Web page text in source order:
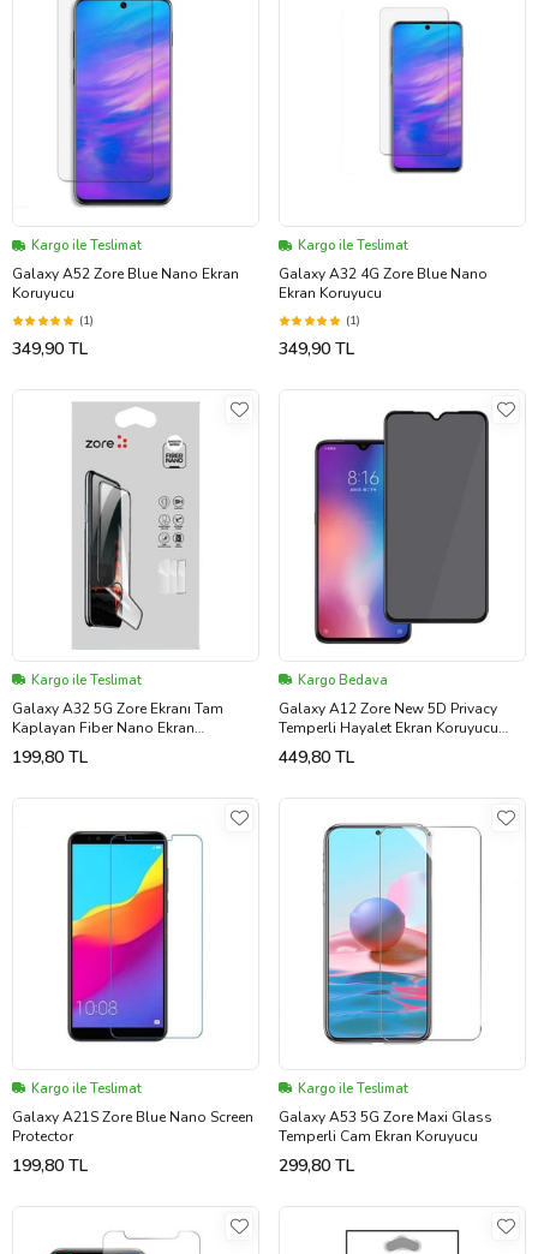
Kargo ile Teslimat
Galaxy A52 Zore Blue Nano Ekran
Koruyucu
(1)
349,90 TL
Kargo ile Teslimat
Galaxy A32 4G Zore Blue Nano
Ekran Koruyucu
(1)
349,90 TL
Kargo ile Teslimat
Galaxy A32 5G Zore Ekranı Tam
Kaplayan Fiber Nano Ekran
Koruyucu (Siyah)
199,80 TL
Kargo Bedava
Galaxy A12 Zore New 5D Privacy
Temperli Hayalet Ekran Koruyucu
(Siyah)
449,80 TL
Kargo ile Teslimat
Galaxy A21S Zore Blue Nano Screen
Protector
199,80 TL
Kargo ile Teslimat
Galaxy A53 5G Zore Maxi Glass
Temperli Cam Ekran Koruyucu
299,80 TL